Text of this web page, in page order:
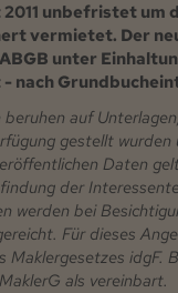
2011 unbefristet um
vermietet. Der
unter
nach
auf
gestellt wurden
Daten
der
werden bei
Für dieses
Maklergesetzes idgF.
als vereinbart.